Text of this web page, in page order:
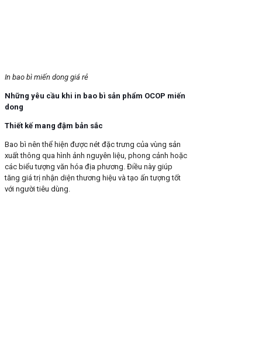
In bao bì miến dong giá rẻ
Những yêu cầu khi in bao bì sản phẩm OCOP miến
dong
Thiết kế mang đậm bản sắc
Bao bì nên thể hiện được nét đặc trưng của vùng sản
xuất thông qua hình ảnh nguyên liệu, phong cảnh hoặc
các biểu tượng văn hóa địa phương. Điều này giúp
tăng giá trị nhận diện thương hiệu và tạo ấn tượng tốt
với người tiêu dùng.